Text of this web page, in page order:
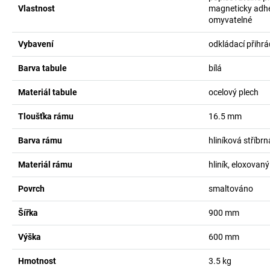
Vlastnost
magneticky
omyvatelné
Vybavení odkládací
Barva tabule bílá
Materiál tabule ocelový plech
Tloušťka rámu 16.5 mm
Barva rámu hliníková
Materiál rámu hliník, eloxovaný
Povrch smaltováno
Šířka 900 mm
Výška 600 mm
Hmotnost 3.5 kg